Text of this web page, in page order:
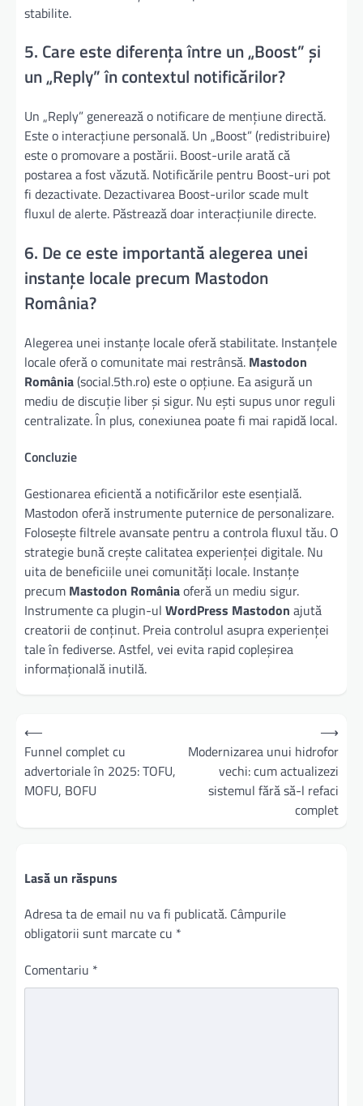
stabilite.
5. Care este diferența între un „Boost” și
un „Reply” în contextul notificărilor?
Un „Reply” generează o notificare de mențiune directă.
Este o interacțiune personală. Un „Boost” (redistribuire)
este o promovare a postării. Boost-urile arată că
postarea a fost văzută. Notificările pentru Boost-uri pot
fi dezactivate. Dezactivarea Boost-urilor scade mult
fluxul de alerte. Păstrează doar interacțiunile directe.
6. De ce este importantă alegerea unei
instanțe locale precum Mastodon
România?
Alegerea unei instanțe locale oferă stabilitate. Instanțele
locale oferă o comunitate mai restrânsă. Mastodon
România(social.5th.ro) este o opțiune. Ea asigură un
mediu de discuție liber și sigur. Nu ești supus unor reguli
centralizate. În plus, conexiunea poate fi mai rapidă local.
Concluzie
Gestionarea eficientă a notificărilor este esențială.
Mastodon oferă instrumente puternice de personalizare.
Folosește filtrele avansate pentru a controla fluxul tău. O
strategie bună crește calitatea experienței digitale. Nu
uita de beneficiile unei comunități locale. Instanțe
precum Mastodon Româniaoferă un mediu sigur.
Instrumente ca plugin-ul WordPress Mastodon ajută
creatorii de conținut. Preia controlul asupra experienței
tale în fediverse. Astfel, vei evita rapid copleșirea
informațională inutilă.
Navigare
în
articole
⟵
Funnel complet cu
advertoriale în 2025: TOFU,
MOFU, BOFU
Modernizarea unui hidrofor
vechi: cum actualizezi
sistemul fără să-l refaci
complet
⟶
Lasă un răspuns
Adresa ta de email nu va fi publicată. Câmpurile
obligatorii sunt marcate cu *
Comentariu *